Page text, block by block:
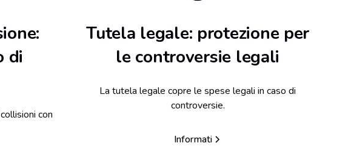
di
con
Tutela legale: protezione per
le controversie legali
La tutela legale copre le spese legali in caso di
controversie.
Informati